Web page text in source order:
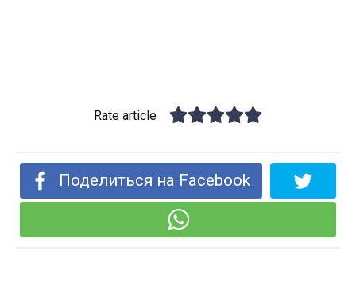
Rate article
Поделиться на Facebook